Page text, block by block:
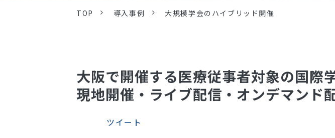
TOP 導入事例 大規模学会のハイブリッド開催
大阪で開催する医療従事者対象の国際
現地開催・ライブ配信・オンデマンド
ツイート